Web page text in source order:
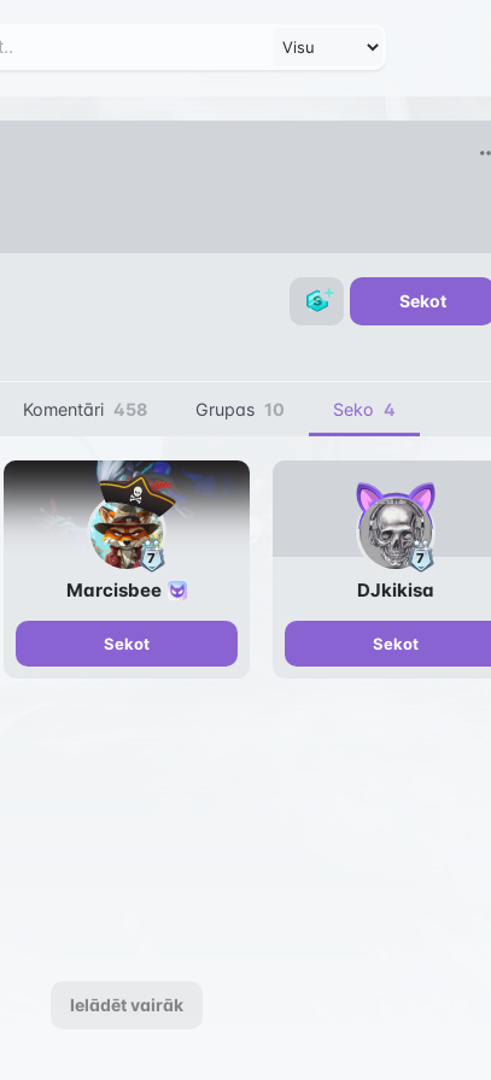
Sekot
Komentāri 458 Grupas 10 Seko 4
Marcisbee
Sekot
DJkikisa
Sekot
Ielādēt vairāk